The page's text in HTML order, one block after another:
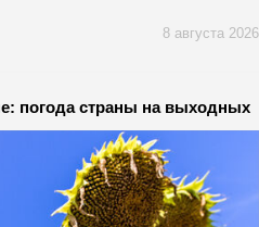
8 августа 2026
погода страны на выходных